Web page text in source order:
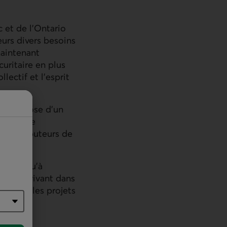
et de l’Ontario
divers besoins
en plus
et l’esprit
dispose d’un
contributeurs de
jusqu’à
s’inscrivant dans
les projets